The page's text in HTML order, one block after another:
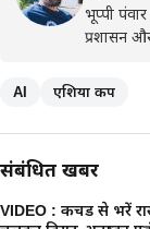
भूप्पी पंवार
प्रशासन
AI एशिया कप
संबंधित खबरें
VIDEO : कीचड से भरें